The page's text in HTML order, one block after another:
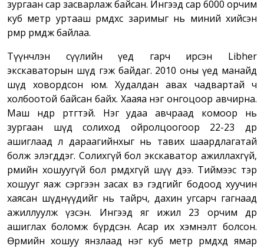
зургаан сар засварлаж байсан. Ингээд сар 6000 орчим
куб метр уртааш өрөмдөхөөс заримыг нь миний хийсэн
өрмөөр өрөмдөж байлаа.
Түүнчлэн сүүлийн үед гарч ирсэн Libher
экскаваторын шүд гэж байдаг. 2010 оны үед манайд
шүд ховордсон юм. Худалдан авах чадвартай ч
холбоотой байсан байх. Хааяа нэг онгоцоор авчирна.
Маш өндөр өртөгтэй. Нэг удаа авчраад комоор нь
зургаан шүд солиход ойролцоогоор 22-23 өдөр
ашиглаад л дараагийнхыг нь тавих шаардлагатай
болж элэгддэг. Солихгүй бол экскаватор ажиллахгүй,
өрмийн хошуугүй бол өрөмдөхгүй шүү дээ. Тиймээс тэр
хошууг яаж сэргээн засах вэ гэдгийг бодоод хуучин
хаясан шүднүүдийг нь тайрч, дахин угсарч гагнаад
ажиллуулж үзсэн. Ингээд яг ижил 23 орчим өдөр
ашиглах боломж бүрдсэн. Асар их хэмнэлт болсон.
Өрмийн хошуу янзлаад нэг куб метр өрөмдөхөд ямар